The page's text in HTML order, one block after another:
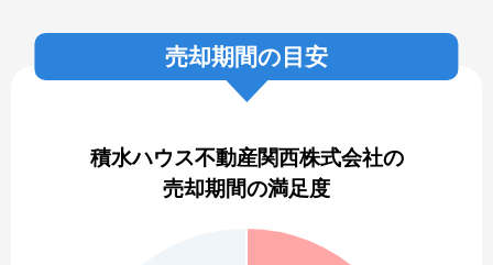
売却期間の目安
積水ハウス不動産関西株式会社の
売却期間の満足度